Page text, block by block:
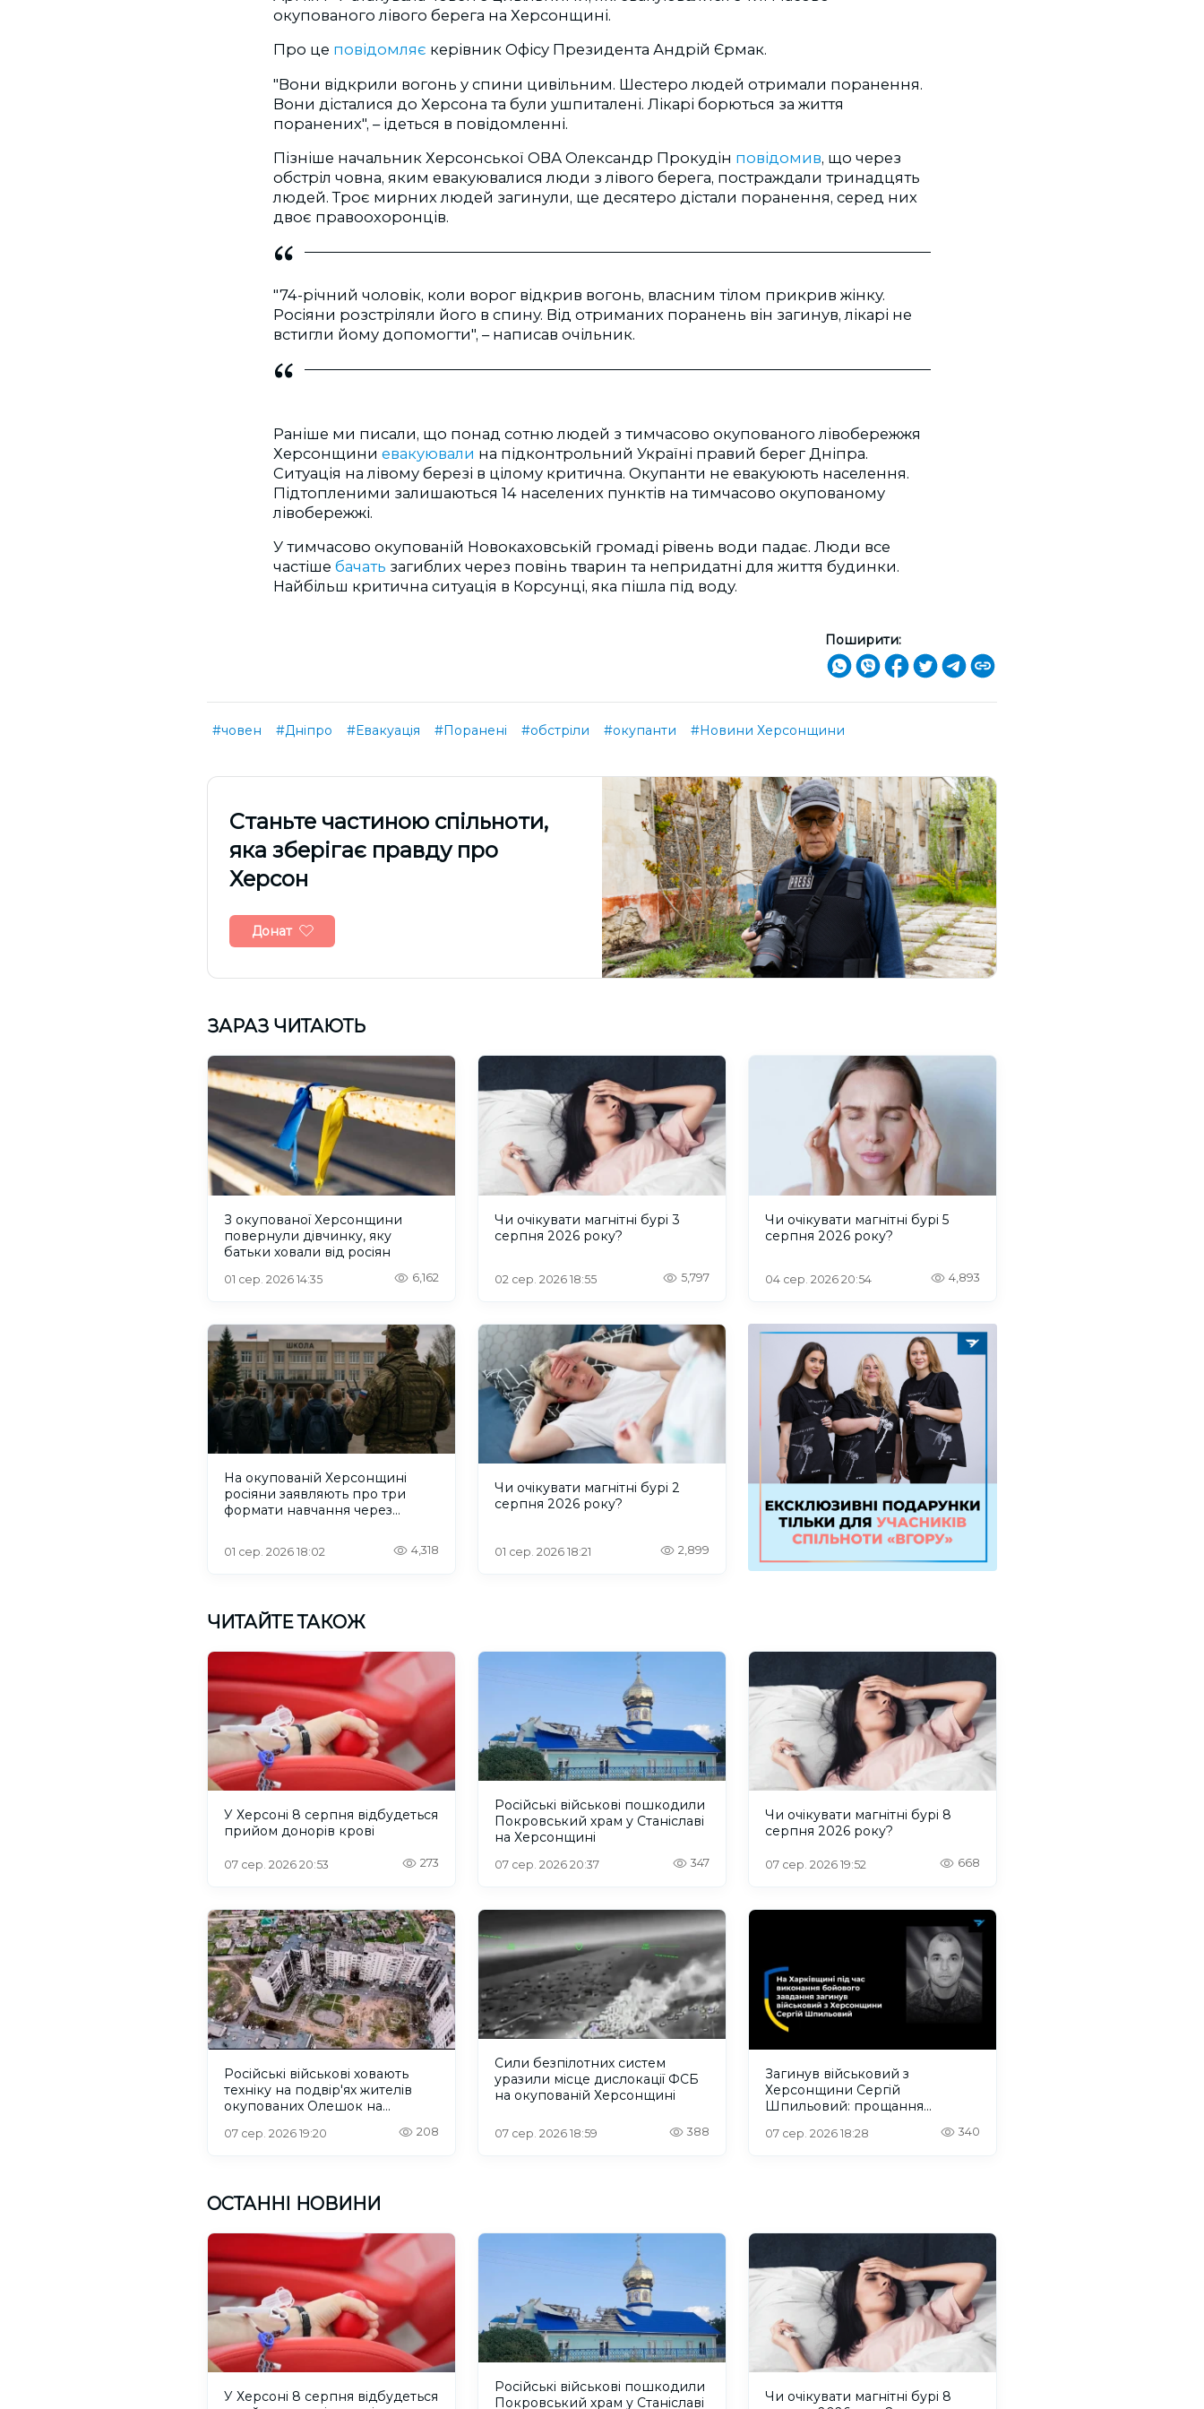
окупованого лівого берега на Херсонщині.
Про це повідомляє керівник Офісу Президента Андрій Єрмак.
"Вони відкрили вогонь у спини цивільним. Шестеро людей отримали поранення.
Вони дісталися до Херсона та були ушпиталені. Лікарі борються за життя
поранених", – ідеться в повідомленні.
Пізніше начальник Херсонської ОВА Олександр Прокудін повідомив, що через
обстріл човна, яким евакуювалися люди з лівого берега, постраждали тринадцять
людей. Троє мирних людей загинули, ще десятеро дістали поранення, серед них
двоє правоохоронців.
"74-річний чоловік, коли ворог відкрив вогонь, власним тілом прикрив жінку.
Росіяни розстріляли його в спину. Від отриманих поранень він загинув, лікарі не
встигли йому допомогти", – написав очільник.
Раніше ми писали, що понад сотню людей з тимчасово окупованого лівобережжя
Херсонщини евакуювали на підконтрольний Україні правий берег Дніпра.
Ситуація на лівому березі в цілому критична. Окупанти не евакуюють населення.
Підтопленими залишаються 14 населених пунктів на тимчасово окупованому
лівобережжі.
У тимчасово окупованій Новокаховській громаді рівень води падає. Люди все
частіше бачать загиблих через повінь тварин та непридатні для життя будинки.
Найбільш критична ситуація в Корсунці, яка пішла під воду.
Поширити:
#човен #Дніпро #Евакуація #Поранені #обстріли #окупанти #Новини Херсонщини
Cтаньте частиною спільноти,
яка зберігає правду про
Херсон
Донат
ЗАРАЗ ЧИТАЮТЬ
З окупованої Херсонщини
повернули дівчинку, яку
батьки ховали від росіян
01 сер. 2026 14:35 6,162
Чи очікувати магнітні бурі 3
серпня 2026 року?
02 сер. 2026 18:55 5,797
Чи очікувати магнітні бурі 5
серпня 2026 року?
04 сер. 2026 20:54 4,893
На окупованій Херсонщині
росіяни заявляють про три
формати навчання через
01 сер. 2026 18:02 4,318
Чи очікувати магнітні бурі 2
серпня 2026 року?
01 сер. 2026 18:21 2,899
ЧИТАЙТЕ ТАКОЖ
У Херсоні 8 серпня відбудеться
прийом донорів крові
07 сер. 2026 20:53 273
Російські військові пошкодили
Покровський храм у Станіславі
на Херсонщині
07 сер. 2026 20:37 347
Чи очікувати магнітні бурі 8
серпня 2026 року?
07 сер. 2026 19:52 668
Російські військові ховають
техніку на подвір'ях жителів
окупованих Олешок на
07 сер. 2026 19:20 208
Сили безпілотних систем
уразили місце дислокації ФСБ
на окупованій Херсонщині
07 сер. 2026 18:59 388
Загинув військовий з
Херсонщини Сергій
Шпильовий: прощання
07 сер. 2026 18:28 340
ОСТАННІ НОВИНИ
У Херсоні 8 серпня відбудеться
Російські військові пошкодили
Покровський храм у Станіславі
Чи очікувати магнітні бурі 8